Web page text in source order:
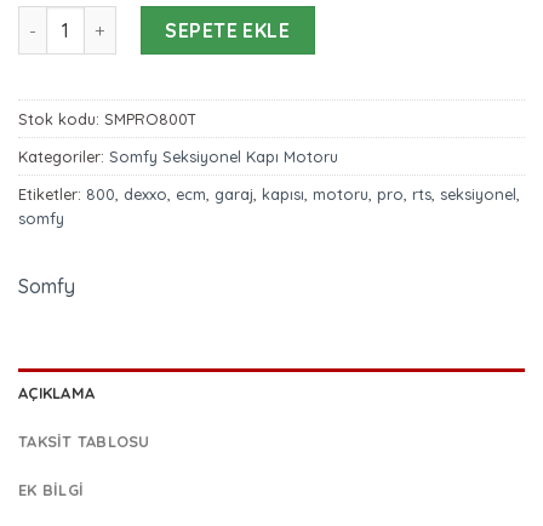
Somfy Dexxo Pro 800 3S RTS Seksiyonel Garaj Kapısı
SEPETE EKLE
Stok kodu: SMPRO800T
Kategoriler: Somfy Seksiyonel Kapı Motoru
Etiketler: 800 dexxo ecm garaj kapısı motoru pro rts seksiyonel
somfy
Somfy
AÇIKLAMA
TAKSIT TABLOSU
EK BILGI